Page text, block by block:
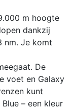
m hoogte
dankzij
nm. Je komt
De
voet en Galaxy
kunt
– een kleur